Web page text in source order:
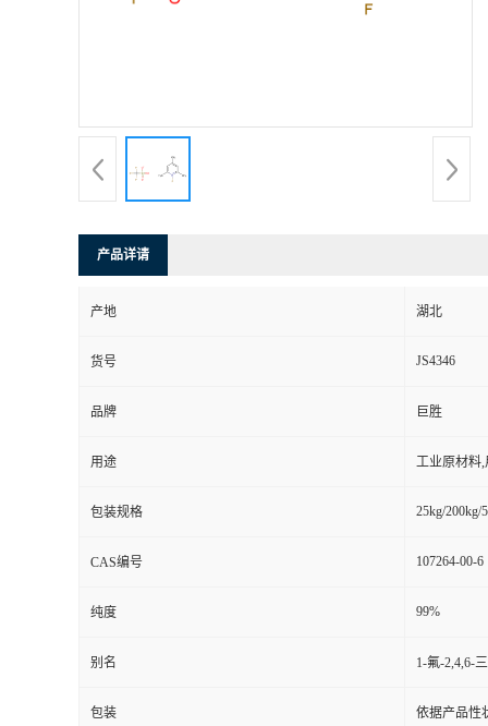
产品详请
产地 湖北
货号 JS4346
品牌 巨胜
用途 工业原材料
包装规格 25kg/200kg/
CAS编号 107264-00-6
纯度 99%
别名 1-氟-2,4,6-
包装 依据产品性